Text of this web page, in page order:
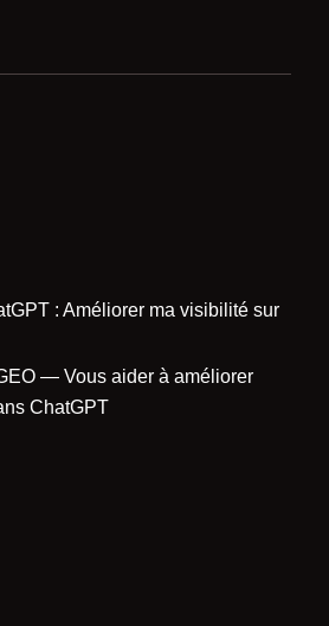
: Améliorer ma visibilité sur
— Vous aider à améliorer
ChatGPT